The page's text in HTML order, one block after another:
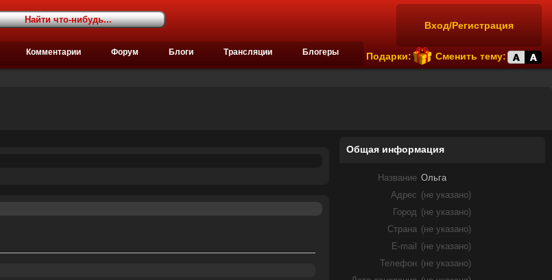
Вход/Регистрация
Подарки: Сменить тему:
Комментарии Форум Блоги Трансляции Блогеры
Общая информация
Название Ольга
Адрес (не указано)
Город (не указано)
Страна (не указано)
E-mail
(не указано)
Телефон (не указано)